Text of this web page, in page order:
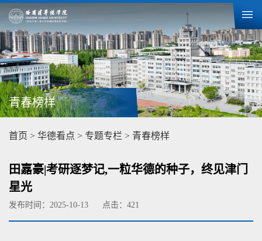
青春榜样
首页 > 华德看点 > 专题专栏 > 青春榜样
田嘉豪|考研逐梦记,一粒华德的种子，终见津门
星光
发布时间：2025-10-13 点击： 421